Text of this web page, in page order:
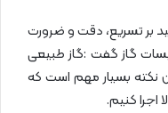
بر تسریع، دقت و ضرورت
گاز گفت :گاز طبیعی
نکته بسیار مهم است که
اجرا کنیم.